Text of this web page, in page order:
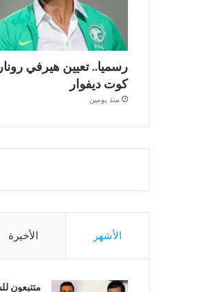
رسميا.. تعيين هيرفي
كوت ديفوار
منذ يومين
الأشهر الأخيرة
متتبعون